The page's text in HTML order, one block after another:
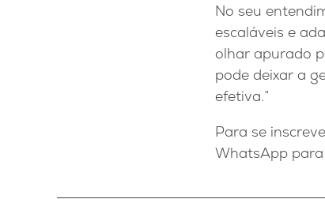
No seu
escaláveis e
olhar apurado
pode deixar a
efetiva.”
Para se
WhatsApp